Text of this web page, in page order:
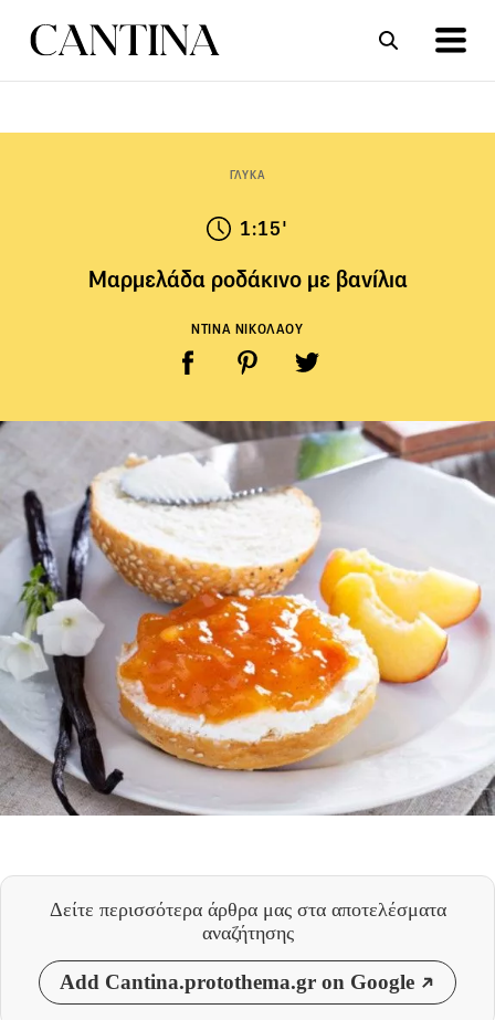
ΓΛΥΚΑ
1:15'
Μαρμελάδα ροδάκινο με βανίλια
ΝΤΙΝΑ ΝΙΚΟΛΑΟΥ
Δείτε περισσότερα άρθρα μας στα αποτελέσματα
αναζήτησης
Add Cantina.protothema.gr on Google